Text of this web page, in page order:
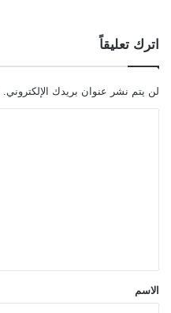
اترك تعليقاً
لن يتم نشر عنوان بريدك الإلكتروني.
*الاسم